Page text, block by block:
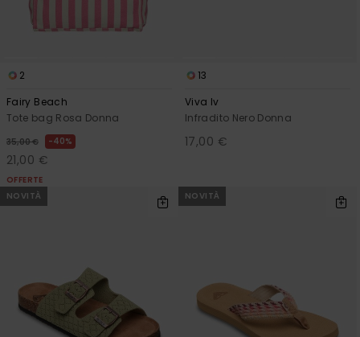
2
Fairy Beach
Tote bag Rosa Donna
35,00 € 40%
21,00 €
OFFERTE
13
Viva Iv
Infradito Nero Donna
17,00 €
NOVITÀ NOVITÀ